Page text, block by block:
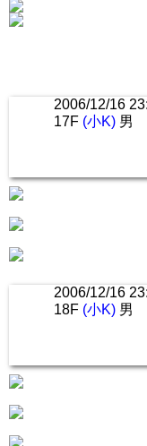
2006/12/16
17F (小K) 男
2006/12/16
18F (小K) 男